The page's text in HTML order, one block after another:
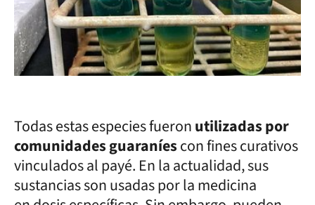
Todas estas especies fueronutilizadas por
comunidades guaraníescon fines curativos
vinculados al payé. En la actualidad, sus
sustancias son usadas por la medicina